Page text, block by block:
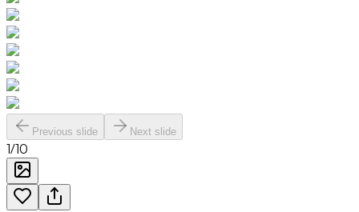
Previous slide Next slide
1/10